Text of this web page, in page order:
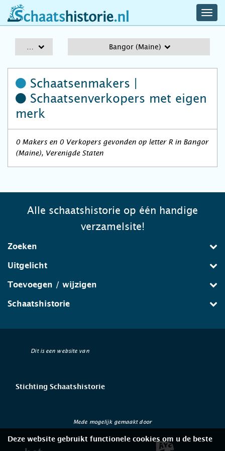
schaatshistorie.nl
Bangor (Maine)
Schaatsenmakers |
Schaatsenverkopers met eigen
merk
0 Makers en 0 Verkopers gevonden op letter R in Bangor
(Maine), Verenigde Staten
Alle schaatshistorie op één handige
verzamelsite!
Zoeken
Uitgelicht
Toevoegen / wijzigen
Schaatshistorie
Dit is een website van
Stichting Schaatshistorie
Mede mogelijk gemaakt door
Deze website gebruikt functionele cookies om u de beste